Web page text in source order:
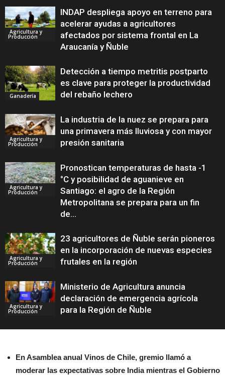
Agricultura y
Producción
INDAP despliega apoyo en terreno para
acelerar ayudas a agricultores
afectados por sistema frontal en La
Araucanía y Ñuble
Ganadería
Detección a tiempo metritis postparto
es clave para proteger la productividad
del rebaño lechero
Agricultura y
Producción
La industria de la nuez se prepara para
una primavera más lluviosa y con mayor
presión sanitaria
Agricultura y
Producción
Pronostican temperaturas de hasta -1
°C y posibilidad de aguanieve en
Santiago: el agro de la Región
Metropolitana se prepara para un fin
de...
Agricultura y
Producción
23 agricultores de Ñuble serán pioneros
en la incorporación de nuevas especies
frutales en la región
Agricultura y
Producción
Ministerio de Agricultura anuncia
declaración de emergencia agrícola
para la Región de Ñuble
En Asamblea anual Vinos de Chile, gremio llamó a
moderar las expectativas sobre India mientras el Gobierno